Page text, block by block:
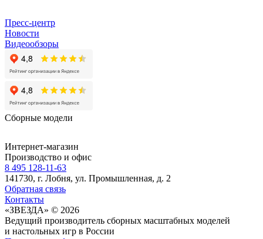
Пресс-центр
Новости
Видеообзоры
Сборные модели
Интернет-магазин
Производство и офис
8 495 128-11-63
141730, г. Лобня, ул. Промышленная, д. 2
Обратная связь
Контакты
«ЗВЕЗДА» © 2026
Ведущий производитель сборных масштабных моделей
и настольных игр в России